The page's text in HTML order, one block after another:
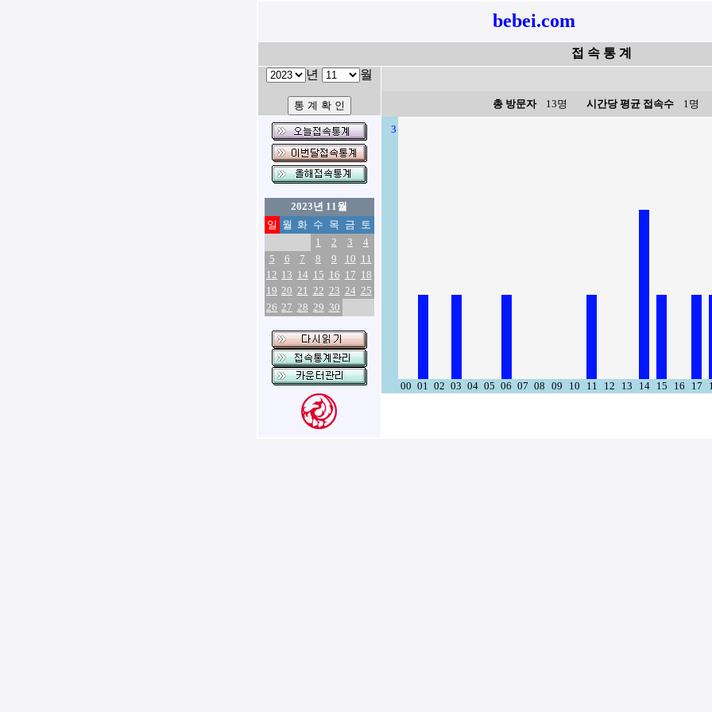
bebei.com
접 속 통 계
년 월
2023년 11월
일 월 화 수 목 금 토
1
2 3
4
5
6 7 8 9 10 11
12 13 14 15 16 17 18
19 20 21 22 23 24 25
26 27 28 29 30
총 방문자13명 시간당 평균 접속수1명
3
00 01 02 03 04 05 06 07 08 09 10 11 12 13 14 15 16 17